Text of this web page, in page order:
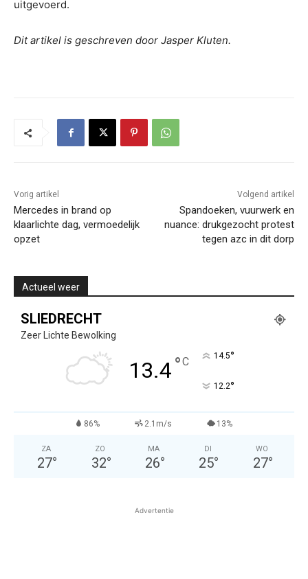
uitgevoerd.
Dit artikel is geschreven door Jasper Kluten.
Vorig artikel
Mercedes in brand op
klaarlichte dag, vermoedelijk
opzet
Volgend artikel
Spandoeken, vuurwerk en
nuance: drukgezocht protest
tegen azc in dit dorp
Actueel weer
SLIEDRECHT
Zeer Lichte Bewolking
13.4°C 14.5°
12.2°
86% 2.1m/s 13%
ZA
27°
ZO
32°
MA
26°
DI
25°
WO
27°
Advertentie